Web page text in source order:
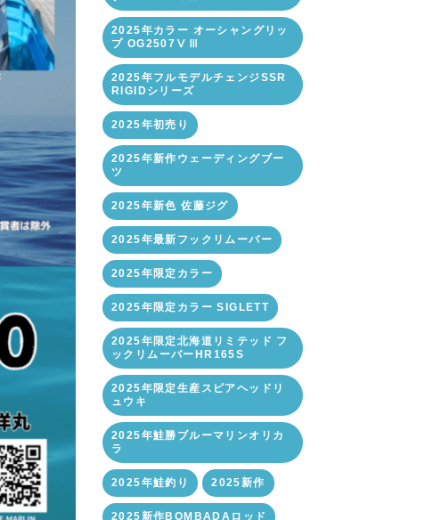
2025年カラー オーシャングリッ
プ OG2507ⅤⅢ
2025年フルモデルチェンジSSR
RIGIDシリーズ
2025年初売り
2025年新作ウェーディングブー
ツ
2025年新色 佐藤ジグ
2025年最新フックリムーバー
2025年限定カラー
2025年限定カラー SIGLETT
2025年限定北海道リミテッド フ
ックリムーバーHR165S
2025年限定生産スピアヘッドリ
ュウキ
2025年鮭勝ブルーマリンオリカ
ラ
2025年鮭釣り 2025新作
2025新作BOMBADAロッド